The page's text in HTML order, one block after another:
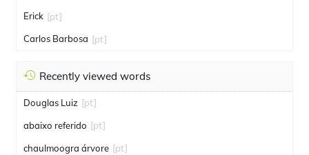
Erick [pt]
Carlos Barbosa [pt]
Recently viewed words
Douglas Luiz [pt]
abaixo referido [pt]
chaulmoogra árvore [pt]